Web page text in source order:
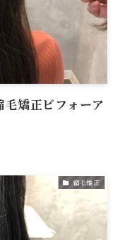
毛矯正ビフォーア
縮毛矯正